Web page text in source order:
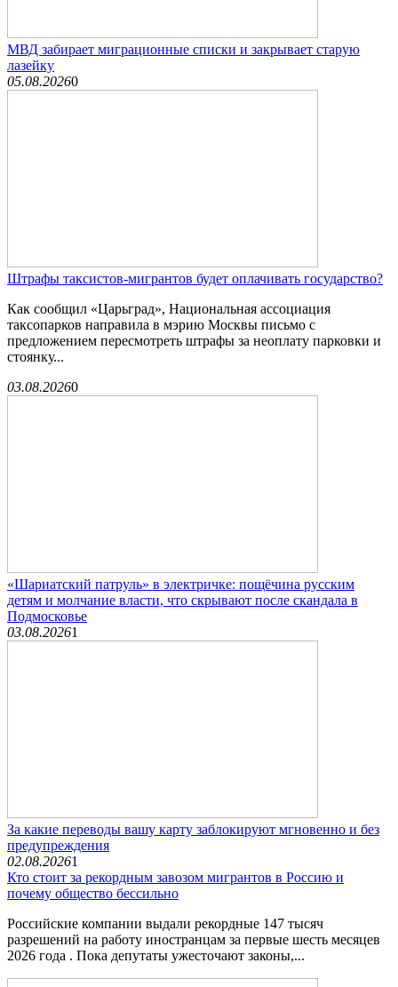
МВД забирает миграционные списки и закрывает старую
лазейку
05.08.20260
Штрафы таксистов-мигрантов будет оплачивать государство?
Как сообщил «Царьград», Национальная ассоциация
таксопарков направила в мэрию Москвы письмо с
предложением пересмотреть штрафы за неоплату парковки и
стоянку...
03.08.20260
«Шариатский патруль» в электричке: пощёчина русским
детям и молчание власти, что скрывают после скандала в
Подмосковье
03.08.20261
За какие переводы вашу карту заблокируют мгновенно и без
предупреждения
02.08.20261
Кто стоит за рекордным завозом мигрантов в Россию и
почему общество бессильно
Российские компании выдали рекордные 147 тысяч
разрешений на работу иностранцам за первые шесть месяцев
2026 года . Пока депутаты ужесточают законы,...